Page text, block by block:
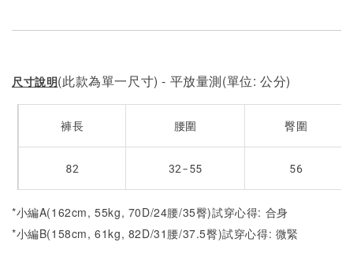
尺寸說明(此款為單一尺寸) - 平放量測(單位: 公分)
褲長 腰圍 臀圍
82 32-55 56
*小編A(162cm, 55kg, 70D/24腰/35臀)試穿心得: 合身
*小編B(158cm, 61kg, 82D/31腰/37.5臀)試穿心得: 微緊